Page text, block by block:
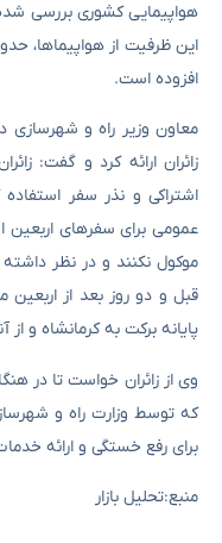
هواپیمایی کشوری بررسی
افزوده است.
معاون وزیر راه و
زائران ارائه کرد و گفت:
اشتراکی و نذر سفر
عمومی برای سفرهای اربعین
موکول نکنند و در نظر
قبل و دو روز بعد از اربعین
پایانه برکت به کرمانشاه و
وی از زائران خواست تا در
که توسط وزارت راه و
برای رفع خستگی و ارائه
منبع:تحلیل بازار